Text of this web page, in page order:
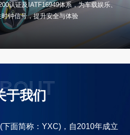
认证及IATF16949体系，为车载娱乐、
钟信号，提升安全与体验
于我们
面简称：YXC)，自2010年成立